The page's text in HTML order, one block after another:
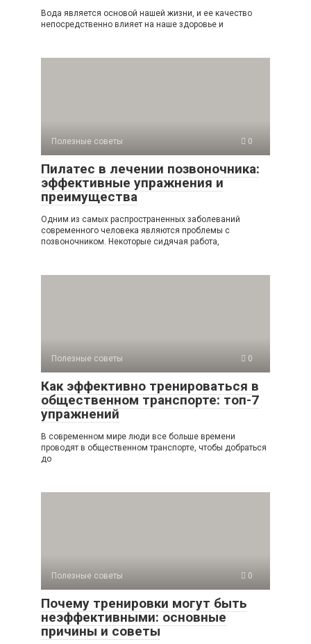
Вода является основой нашей жизни, и ее качество
непосредственно влияет на наше здоровье и
Полезные советы 0
Пилатес в лечении позвоночника:
эффективные упражнения и
преимущества
Одним из самых распространенных заболеваний
современного человека являются проблемы с
позвоночником. Некоторые сидячая работа,
Полезные советы 0
Как эффективно тренироваться в
общественном транспорте: топ-7
упражнений
В современном мире люди все больше времени
проводят в общественном транспорте, чтобы добраться
до
Полезные советы 0
Почему тренировки могут быть
неэффективными: основные
причины и советы